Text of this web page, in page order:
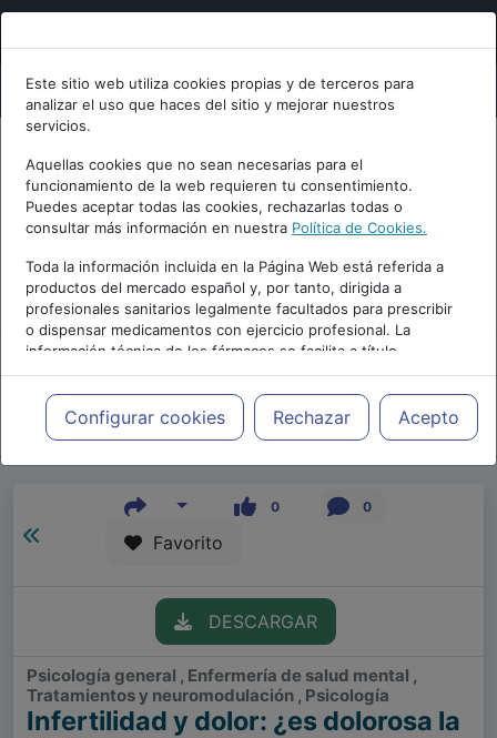
Este sitio web utiliza cookies propias y de terceros para
analizar el uso que haces del sitio y mejorar nuestros
servicios.
Aquellas cookies que no sean necesarias para el
funcionamiento de la web requieren tu consentimiento.
Puedes aceptar todas las cookies, rechazarlas todas o
consultar más información en nuestra Política de Cookies.
Toda la información incluida en la Página Web está referida a
productos del mercado español y, por tanto, dirigida a
profesionales sanitarios legalmente facultados para prescribir
o dispensar medicamentos con ejercicio profesional. La
información técnica de los fármacos se facilita a título
meramente informativo, siendo responsabilidad de los
profesionales facultados prescribir medicamentos y decidir, en
cada caso concreto, el tratamiento más adecuado a las
necesidades del paciente.
Configurar cookies Rechazar Acepto
Repositorio de Artículos |Blogs| Blog de
psiquiatria.com|
0 0
Favorito
DESCARGAR
Psicología general , Enfermería de salud mental ,
Tratamientos y neuromodulación , Psicología
Infertilidad y dolor: ¿es dolorosa la